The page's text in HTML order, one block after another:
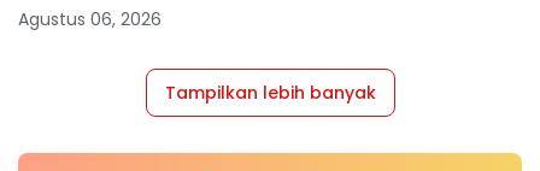
Agustus 06, 2026
Tampilkan lebih banyak